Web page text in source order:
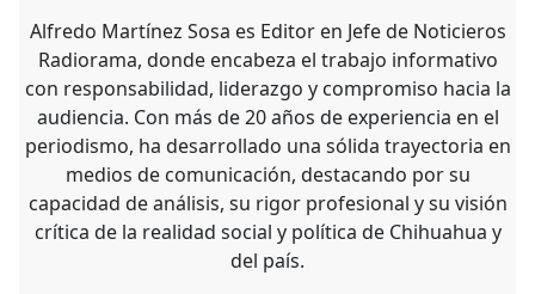
Alfredo Martínez Sosa es Editor en Jefe de Noticieros
Radiorama, donde encabeza el trabajo informativo
con responsabilidad, liderazgo y compromiso hacia la
audiencia. Con más de 20 años de experiencia en el
periodismo, ha desarrollado una sólida trayectoria en
medios de comunicación, destacando por su
capacidad de análisis, su rigor profesional y su visión
crítica de la realidad social y política de Chihuahua y
del país.